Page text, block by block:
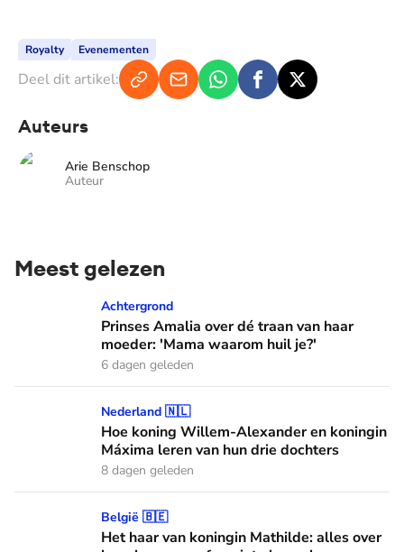
Royalty Evenementen
Deel dit artikel:
Auteurs
Arie Benschop
Auteur
Meest gelezen
Prinses Amalia over dé traan van haar moeder: 'Mama
Achtergrond
Prinses Amalia over dé traan van haar
moeder: 'Mama waarom huil je?'
6 dagen geleden
Hoe koning Willem-Alexander en koningin Máxima leren
Nederland 🇳🇱
Hoe koning Willem-Alexander en koningin
Máxima leren van hun drie dochters
8 dagen geleden
Het haar van koningin Mathilde: alles over haar kapper en
België 🇧🇪
Het haar van koningin Mathilde: alles over